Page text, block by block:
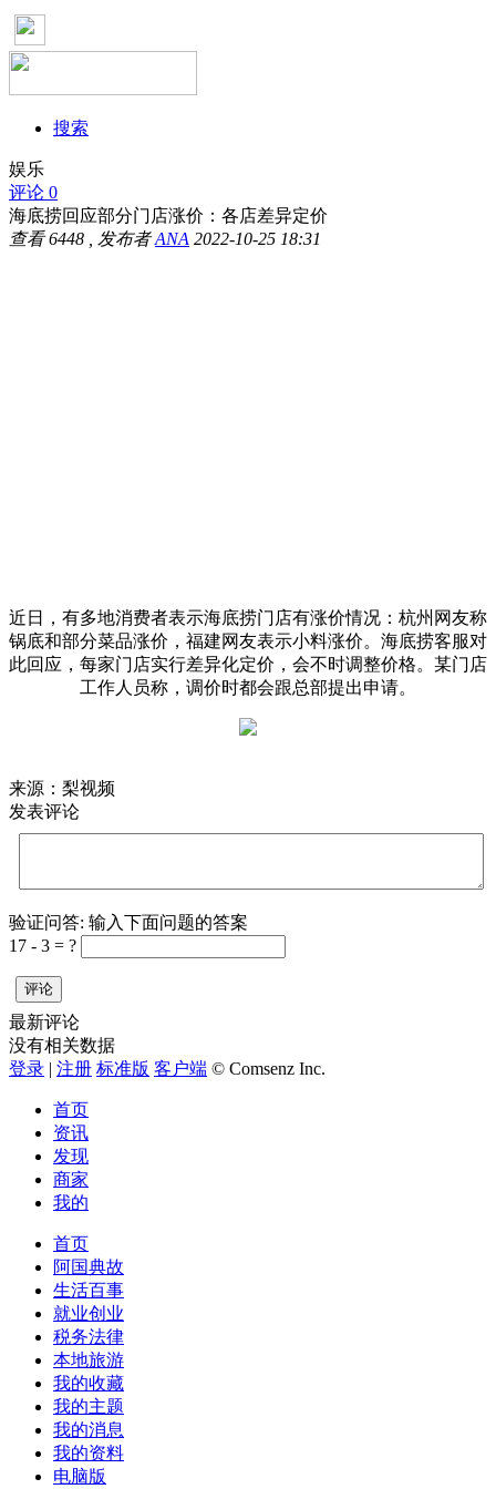
搜索
娱乐
评论 0
海底捞回应部分门店涨价：各店差异定价
查看6448 , 发布者ANA 2022-10-25 18:31
近日，有多地消费者表示海底捞门店有涨价情况：杭州网友称
锅底和部分菜品涨价，福建网友表示小料涨价。海底捞客服对
此回应，每家门店实行差异化定价，会不时调整价格。某门店
工作人员称，调价时都会跟总部提出申请。
来源：梨视频
发表评论
验证问答: 输入下面问题的答案
17 - 3 = ?
评论
最新评论
没有相关数据
登录 | 注册 标准版 客户端 © Comsenz Inc.
首页
资讯
发现
商家
我的
首页
阿国典故
生活百事
就业创业
税务法律
本地旅游
我的收藏
我的主题
我的消息
我的资料
电脑版